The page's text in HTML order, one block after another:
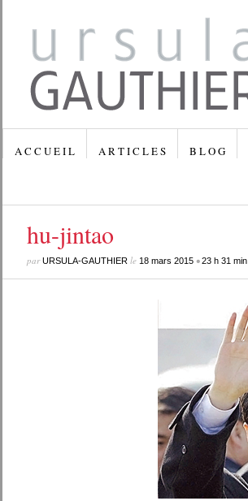
A C C U E I L A R T I C L E S B L O G
hu-jintao
parURSULA-GAUTHIERle 18 mars 2015•23 h 31 min